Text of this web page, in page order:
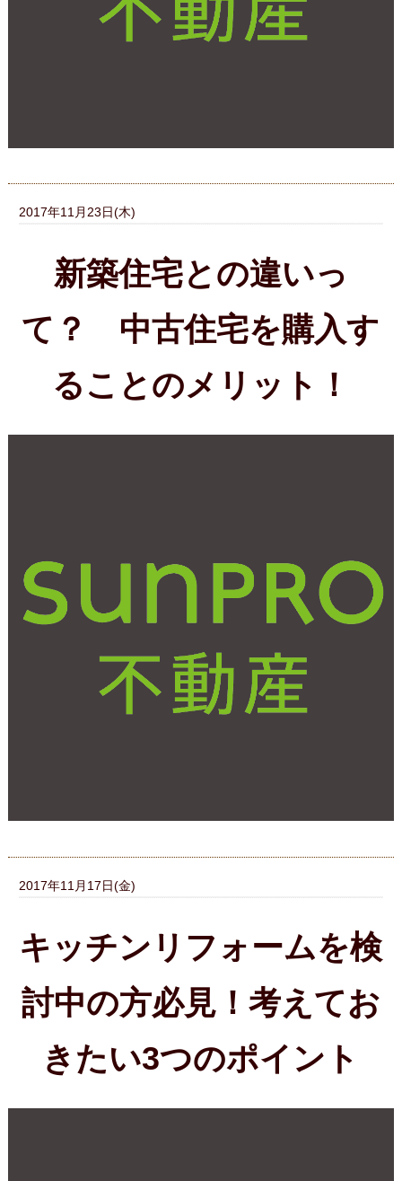
て？ 中古住宅を購入す
ることのメリット！
2017年11月17日(金)
キッチンリフォームを検
討中の方必見！考えてお